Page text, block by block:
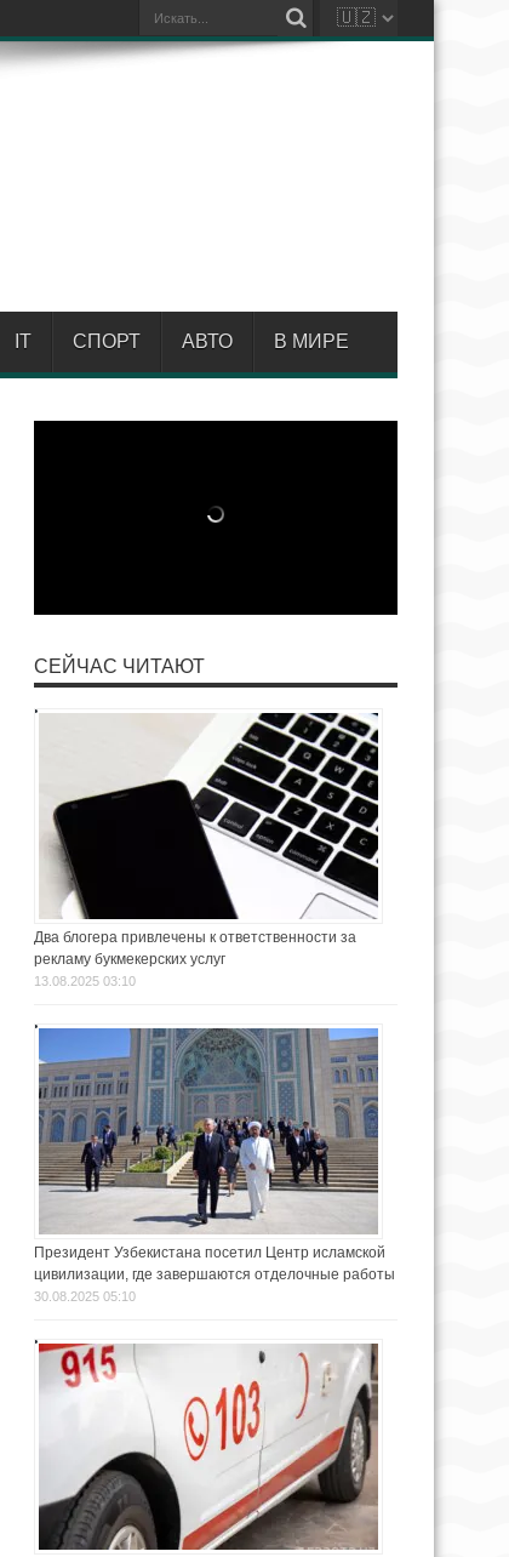
IT СПОРТ АВТО В МИРЕ
СЕЙЧАС ЧИТАЮТ
Два блогера привлечены к ответственности за
рекламу букмекерских услуг
13.08.2025 03:10
Президент Узбекистана посетил Центр исламской
цивилизации, где завершаются отделочные работы
30.08.2025 05:10